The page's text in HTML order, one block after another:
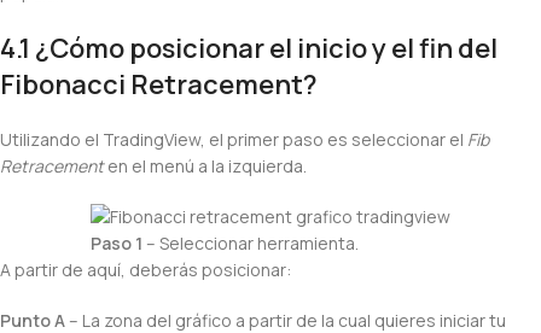
4.1 ¿Cómo posicionar el inicio y el fin del
Fibonacci Retracement?
Utilizando el TradingView, el primer paso es seleccionar el Fib
Retracementen el menú a la izquierda.
Paso 1 – Seleccionar herramienta.
A partir de aquí, deberás posicionar:
Punto A – La zona del gráfico a partir de la cual quieres iniciar tu